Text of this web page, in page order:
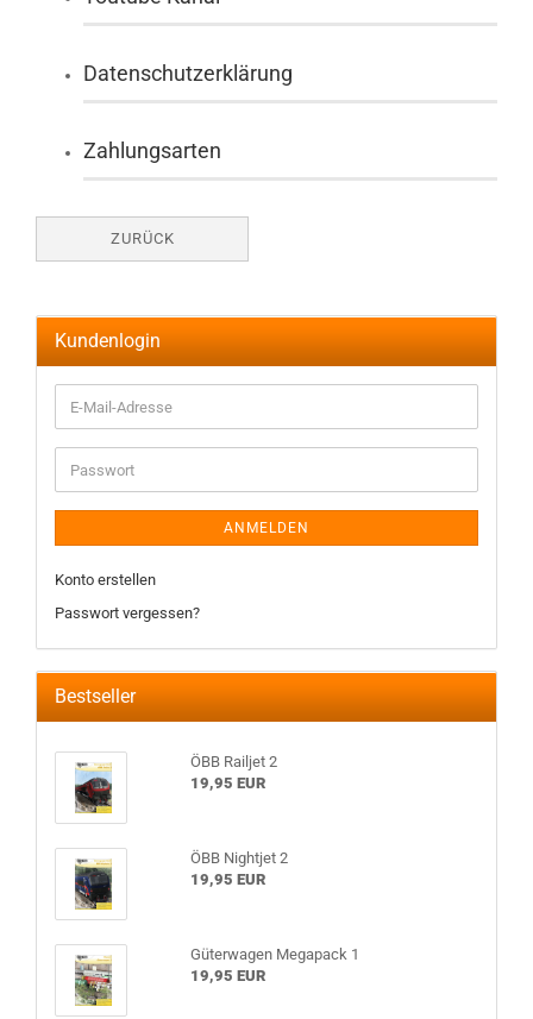
Datenschutzerklärung
Zahlungsarten
ZURÜCK
Kundenlogin
ANMELDEN
Konto erstellen
Passwort vergessen?
Bestseller
ÖBB Railjet 2
19,95 EUR
ÖBB Nightjet 2
19,95 EUR
Güterwagen Megapack 1
19,95 EUR